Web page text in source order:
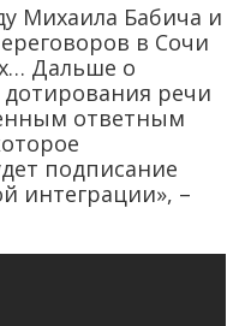
Михаила Бабича и
в Сочи
Дальше о
речи
ответным
подписание
интеграции», –